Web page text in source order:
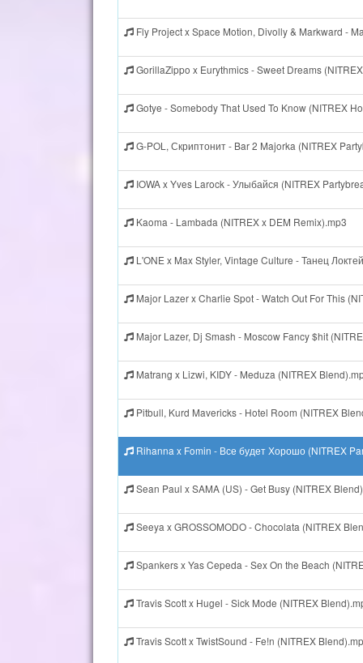
Fly Project x Space Motion, Divolly & Markward -
GorillaZippo x Eurythmics - Sweet Dreams
Gotye - Somebody That Used To Know (NITREX
G-POL, Скриптонит - Bar 2 Majorka (NITREX
IOWA x Yves Larock - Улыбайся (NITREX
Kaoma - Lambada (NITREX x DEM Remix).mp3
L'ONE x Max Styler, Vintage Culture - Танец
Major Lazer x Charlie Spot - Watch Out For This
Major Lazer, Dj Smash - Moscow Fancy $hit
Matrang x Lizwi, KIDY - Meduza (NITREX
Pitbull, Kurd Mavericks - Hotel Room (NITREX
Rihanna x Fomin - Все будет Хорошо (NITREX
Sean Paul x SAMA (US) - Get Busy (NITREX
Seeya x GROSSOMODO - Chocolata (NITREX
Spankers x Yas Cepeda - Sex On the Beach
Travis Scott x Hugel - Sick Mode (NITREX
Travis Scott x TwistSound - Fe!n (NITREX